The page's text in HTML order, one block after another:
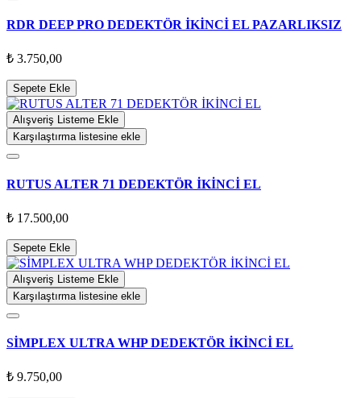
RDR DEEP PRO DEDEKTÖR İKİNCİ EL PAZARLIKSIZ
₺ 3.750,00
Sepete Ekle
Alışveriş Listeme Ekle
Karşılaştırma listesine ekle
RUTUS ALTER 71 DEDEKTÖR İKİNCİ EL
₺ 17.500,00
Sepete Ekle
Alışveriş Listeme Ekle
Karşılaştırma listesine ekle
SİMPLEX ULTRA WHP DEDEKTÖR İKİNCİ EL
₺ 9.750,00